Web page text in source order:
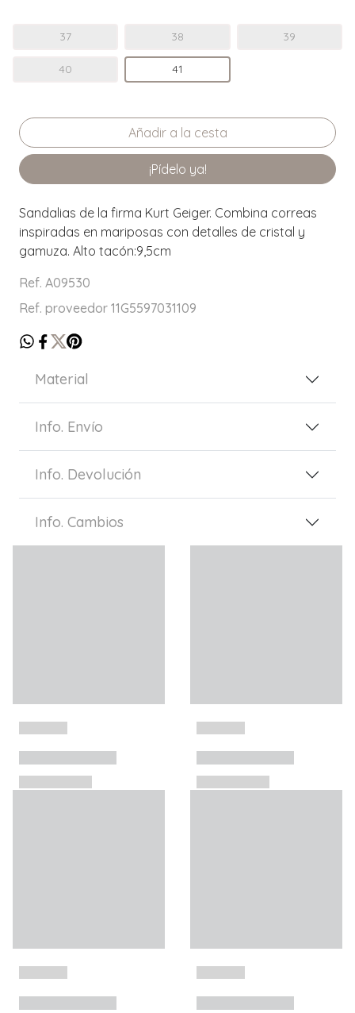
37 38 39
40 41
¡Pídelo ya!
Sandalias de la firma Kurt Geiger. Combina correas
inspiradas en mariposas con detalles de cristal y
gamuza. Alto tacón:9,5cm
Ref. A09530
Ref. proveedor 11G5597031109
Material
Info. Envío
Info. Devolución
Info. Cambios